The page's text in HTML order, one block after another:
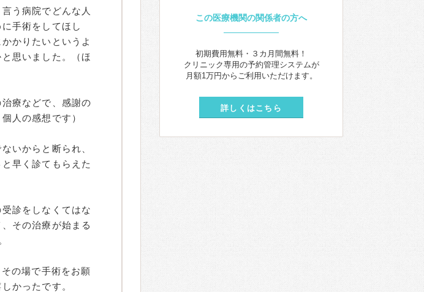
う病院でどんな人
手術をしてほし
かりたいというよ
思いました。（ほ
療などで、感謝の
人の感想です）
いからと断られ、
早く診てもらえた
診をしなくてはな
その治療が始まる
の場で手術をお願
かったです。
この医療機関の関係者の方へ
初期費用無料・３カ月間無料！
クリニック専用の予約管理システムが
月額1万円からご利用いただけます。
詳しくはこちら